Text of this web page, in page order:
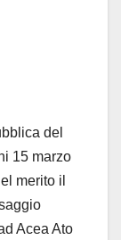
del
15 marzo
merito il
Acea Ato